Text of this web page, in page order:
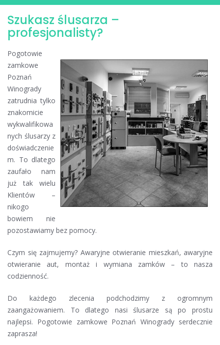
Szukasz ślusarza –
profesjonalisty?
Pogotowie
zamkowe
Poznań
Winogrady
zatrudnia tylko
znakomicie
wykwalifikowa
nych ślusarzy z
doświadczenie
m. To dlatego
zaufało nam
już tak wielu
Klientów –
nikogo
bowiem nie
pozostawiamy bez pomocy.
Czym się zajmujemy? Awaryjne otwieranie mieszkań, awaryjne
otwieranie aut, montaż i wymiana zamków – to nasza
codzienność.
Do każdego zlecenia podchodzimy z ogromnym
zaangażowaniem. To dlatego nasi ślusarze są po prostu
najlepsi. Pogotowie zamkowe Poznań Winogrady serdecznie
zaprasza!